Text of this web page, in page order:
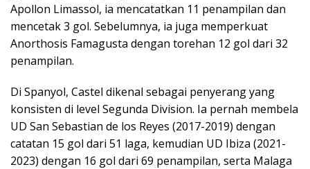
Apollon Limassol, ia mencatatkan 11 penampilan dan
mencetak 3 gol. Sebelumnya, ia juga memperkuat
Anorthosis Famagusta dengan torehan 12 gol dari 32
penampilan.
Di Spanyol, Castel dikenal sebagai penyerang yang
konsisten di level Segunda Division. Ia pernah membela
UD San Sebastian de los Reyes (2017-2019) dengan
catatan 15 gol dari 51 laga, kemudian UD Ibiza (2021-
2023) dengan 16 gol dari 69 penampilan, serta Malaga